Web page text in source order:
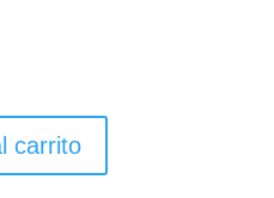
carrito